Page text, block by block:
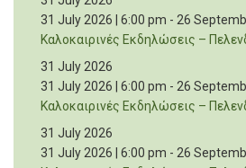
31 July 2026 | 6:00 pm - 26
Καλοκαιρινές Εκδηλώσεις –
31 July 2026
31 July 2026 | 6:00 pm - 26
Καλοκαιρινές Εκδηλώσεις –
31 July 2026
31 July 2026 | 6:00 pm - 26